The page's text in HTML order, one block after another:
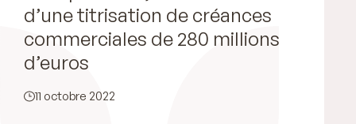
d’une titrisation de créances
commerciales de 280 millions
d’euros
11 octobre 2022